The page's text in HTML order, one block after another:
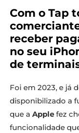
Com o Tap
receber
no seu
de
Foi em 2023, e já
disponibilizado a
que a Apple fez
funcionalidade